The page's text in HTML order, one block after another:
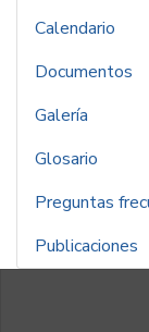
Calendario
Documentos
Galería
Glosario
Preguntas
Publicaciones